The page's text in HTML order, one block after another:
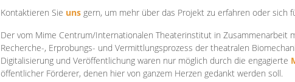
Kontaktieren Sie uns gern, um mehr über das Projekt zu erfahren oder sich
Der vom Mime Centrum/Internationalen Theaterinstitut in Zusammenarbeit
Recherche-, Erprobungs- und Vermittlungsprozess der theatralen
Digitalisierung und Veröffentlichung waren nur möglich durch die engagierte
öffentlicher Förderer, denen hier von ganzem Herzen gedankt werden soll.